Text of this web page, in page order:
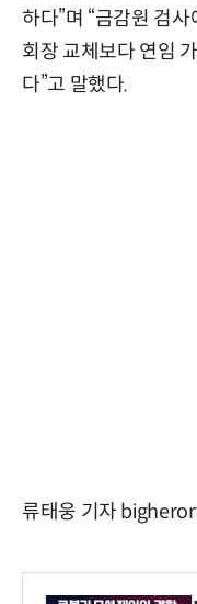
하다”며 “금감원 검
회장 교체보다 연임
다”고 말했다.
류태웅 기자